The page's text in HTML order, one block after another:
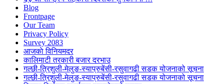
Blog
Frontpage
Our Team
Privacy Policy
Survey 2083
आजकाे विनियमदर
कालिमाटी तरकारी बजार दरभाउ
गल्छी-त्रिशुली-मेलुङ-स्याप्रुबेंसी-रसुवागढी सडक योजनाको सूचना
गल्छी-त्रिशुली-मेलुङ-स्याप्रुबेंसी-रसुवागढी सडक योजनाको सूचना